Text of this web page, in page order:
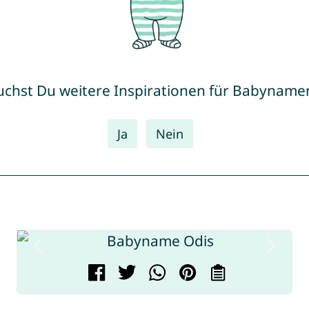
Du weitere Inspirationen für
Ja Nein